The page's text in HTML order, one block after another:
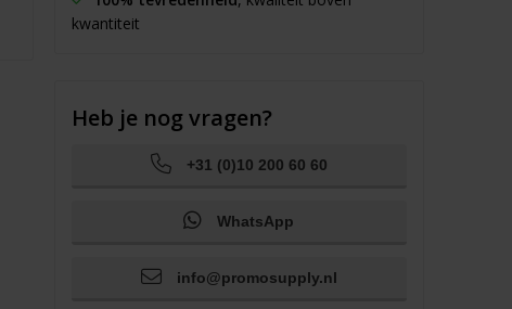
kwantiteit
Heb je nog vragen?
+31 (0)10 200 60 60
WhatsApp
info@promosupply.nl